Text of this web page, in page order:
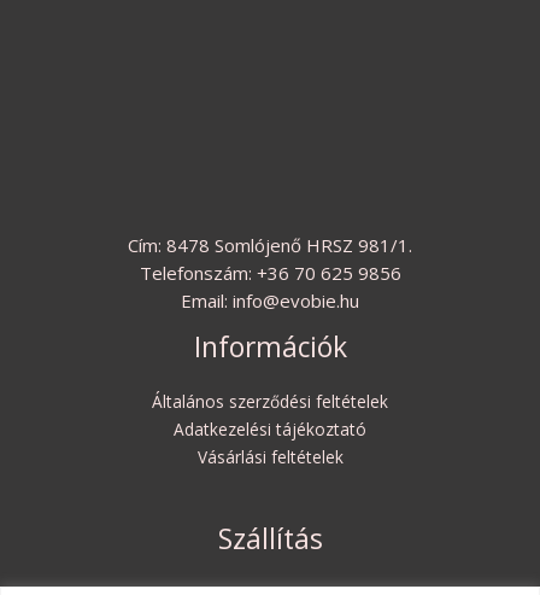
Cím: 8478 Somlójenő HRSZ 981/1.
Telefonszám: +36 70 625 9856
Email: info@evobie.hu
Információk
Általános szerződési feltételek
Adatkezelési tájékoztató
Vásárlási feltételek
Szállítás